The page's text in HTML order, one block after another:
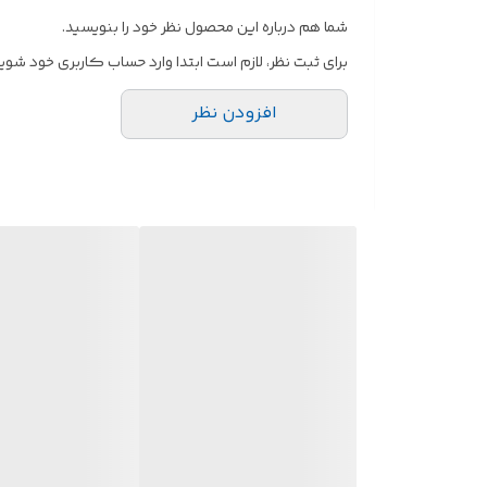
شما هم درباره این محصول نظر خود را بنویسید.
برای ثبت نظر، لازم است ابتدا وارد حساب کاربری خود
افزودن نظر